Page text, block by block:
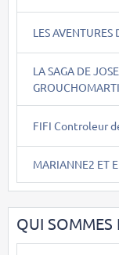
LES AVENTURES
LA SAGA DE
FIFI Controleur
MARIANNE2 ET
QUI SOMMES